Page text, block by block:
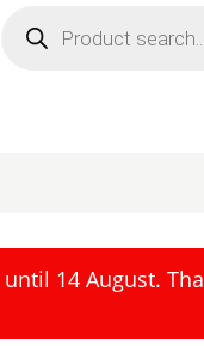
search
14 August.